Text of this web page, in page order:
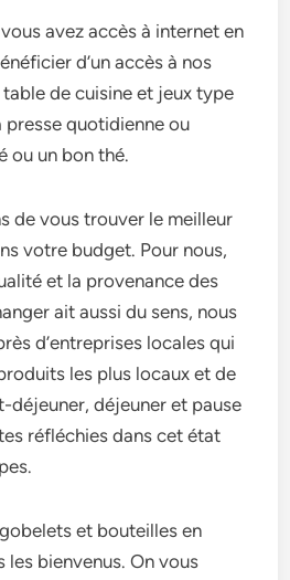
avez accès à internet en
d’un accès à nos
de cuisine et jeux type
presse quotidienne ou
ou un bon thé.
de vous trouver le meilleur
votre budget. Pour nous,
et la provenance des
ait aussi du sens, nous
d’entreprises locales qui
les plus locaux et de
déjeuner, déjeuner et pause
réfléchies dans cet état
et bouteilles en
les bienvenus. On vous